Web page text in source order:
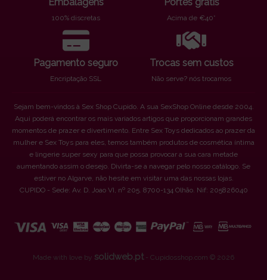
100% discretas Acima de €40*
Pagamento seguro
Encriptação SSL
Trocas sem custos
Não serve? nós trocamos
Sejam bem-vindos à Sex Shop Cupido. A sua SexShop Online desde 2004.
Aqui poderá encontrar os mais variados artigos que proporcionam grandes
momentos de prazer e divertimento. Entre Sex Toys dedicados ao prazer da
mulher e Sex Toys para eles, temos também produtos de cosmética íntima
e lingerie super sexy para que possa provocar a sua cara metade
aumentando assim o desejo. Divirta-se a navegar pelo nosso catálogo. Se
estiver no Algarve, não hesite em visitar uma das nossas lojas.
CUPIDO - Sede: Av. D. Joao VI, nº 205. 8700-134 Olhão. Nif: 205826040
Made with love by solidweb.pt- Cupidosshop.com © 2026